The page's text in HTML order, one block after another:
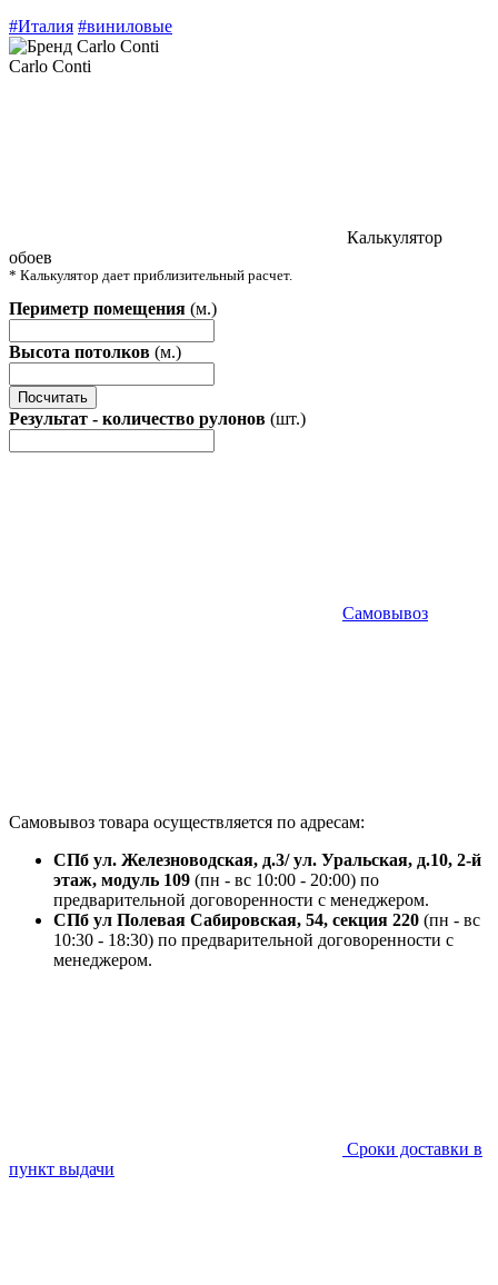
#Италия #виниловые
Carlo Conti
Калькулятор
обоев
* Калькулятор дает приблизительный расчет.
Периметр помещения (м.)
Высота потолков (м.)
Посчитать
Результат - количество рулонов (шт.)
Самовывоз
Самовывоз товара осуществляется по адресам:
СПб ул. Железноводская, д.3/ ул. Уральская, д.10, 2-й
этаж, модуль 109 (пн - вс 10:00 - 20:00) по
предварительной договоренности с менеджером.
СПб ул Полевая Сабировская, 54, секция 220 (пн - вс
10:30 - 18:30) по предварительной договоренности с
менеджером.
Сроки доставки в
пункт выдачи